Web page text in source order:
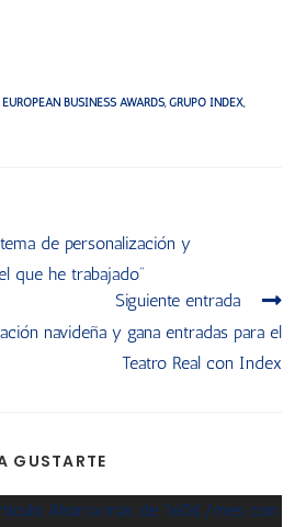
EUROPEAN BUSINESS AWARDS, GRUPO INDEX,
de personalización y
que he trabajado”
Siguiente entrada
navideña y gana entradas para el
Teatro Real con Index
GUSTARTE